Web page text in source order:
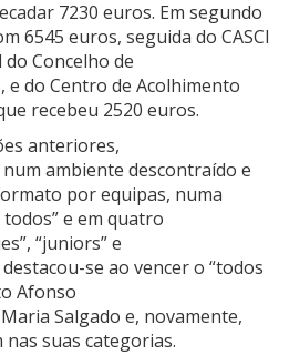
7230 euros. Em segundo
6545 euros, seguida do CASCI
do Concelho de
e do Centro de Acolhimento
recebeu 2520 euros.
anteriores,
ambiente descontraído e
por equipas, numa
e em quatro
“juniors” e
se ao vencer o “todos
Afonso
Salgado e, novamente,
suas categorias.